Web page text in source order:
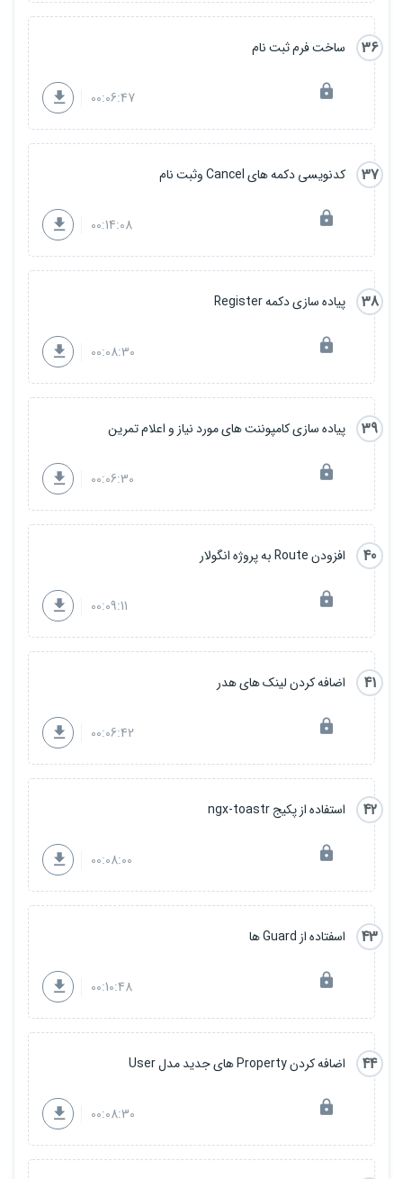
36 ساخت فرم ثبت نام
00:06:47
37 کدنویسی دکمه های Cancel وثبت نام
00:14:08
38 پیاده سازی دکمه Register
00:08:30
39 پیاده سازی کامپوننت های مورد نیاز و اعلام تمرین
00:06:30
40 افزودن Route به پروژه انگولار
00:09:11
41 اضافه کردن لینک های هدر
00:06:42
42 استفاده از پکیج ngx-toastr
00:08:00
43 اسفتاده از Guard ها
00:10:48
44 اضافه کردن Property های جدید مدل User
00:08:30